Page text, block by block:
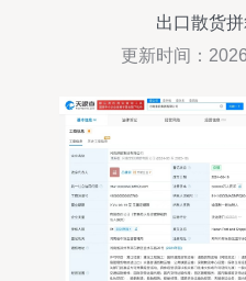
出口散货
更新时间：